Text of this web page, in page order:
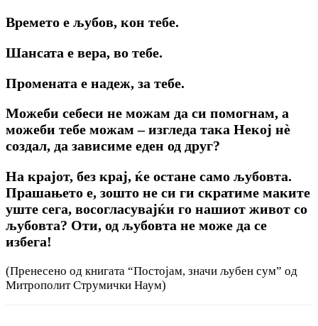
Времето е љубов, кон тебе.
Шансата е вера, во тебе.
Промената е надеж, за тебе.
Можеби себеси не можам да си помогнам, a
можеби тебе можам – изгледа така Некој нѐ
создал, да зависиме еден од друг?
Ha крајот, без крај, ќе остане само љубовта.
Прашањето е, зошто не си ги скратиме маките
уште сега, восогласувајќи го нашиот живот co
љубовта? Оти, од љубовта не може да се
избега!
(Пренесено од книгата “Постојам, значи љубен сум” од
Митрополит Струмички Наум)